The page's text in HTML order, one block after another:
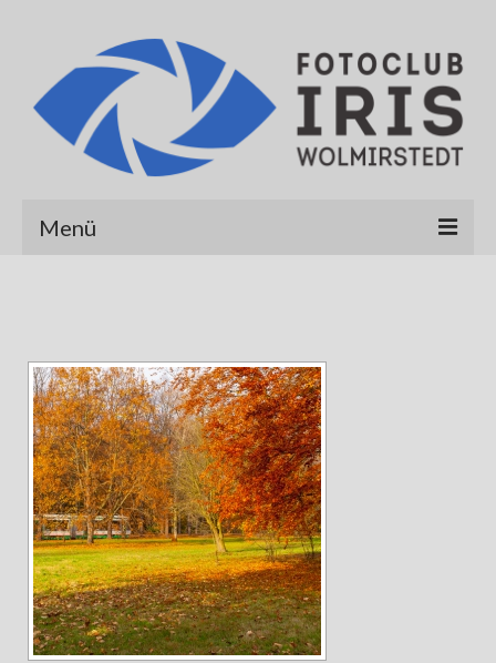
Menü
Galerien
Albert Hirt
Alexander Werner
Andreas Hecht
Detlef Schmidt
Hanspeter Becker
Jürgen Sturtzel